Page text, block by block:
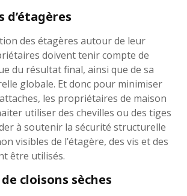
des étagères autour de leur
doivent tenir compte de
du résultat final, ainsi que de sa
globale. Et donc pour minimiser
les propriétaires de maison
utiliser des chevilles ou des tiges
à soutenir la sécurité structurelle
visibles de l’étagère, des vis et des
être utilisés.
cloisons sèches